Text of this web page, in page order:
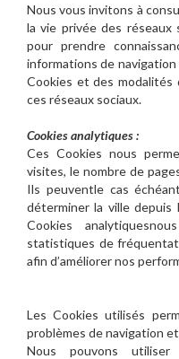
Nous vous invitons à
la vie privée des réseaux
pour prendre
informations de navigation
Cookies et des modalités
ces réseaux sociaux.
Cookies analytiques :
Ces Cookies nous
visites, le nombre de
Ils peuventle cas
déterminer la ville depuis
Cookies
statistiques de
afin d’améliorer nos
Les Cookies utilisés
problèmes de navigation
Nous pouvons